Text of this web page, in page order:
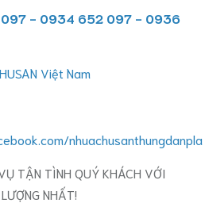
- 0934 652 097 - 0936
Việt Nam
nhuachusanthungdanpla
TẬN TÌNH QUÝ KHÁCH VỚI
NHẤT!